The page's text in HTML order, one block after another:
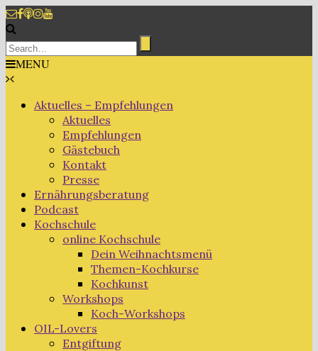
MENU
Aktuelles – Empfehlungen
Aktuelles
Empfehlungen
Gästebuch
Kontakt
Presse
Ernährungsberatung
Podcast
Kochschule
online Kochschule
Dein Weihnachtsmenü
Themen-Kochkurse
Kochkunst
Workshops
Koch-Workshops
OIL-Lovers
Entgiftung